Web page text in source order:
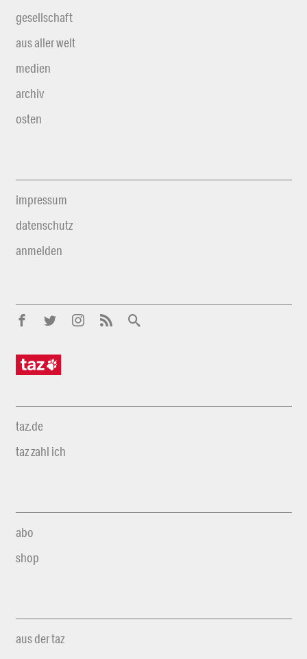
gesellschaft
aus aller welt
medien
archiv
osten
impressum
datenschutz
anmelden
taz.de
taz zahl ich
abo
shop
aus der taz